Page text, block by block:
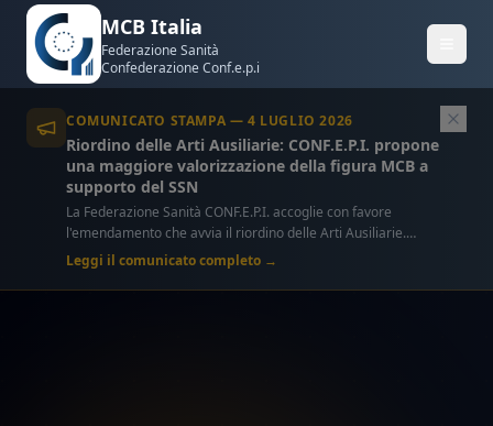
MCB Italia
Federazione Sanità
Confederazione Conf.e.p.i
COMUNICATO STAMPA — 4 LUGLIO 2026
Riordino delle Arti Ausiliarie: CONF.E.P.I. propone
una maggiore valorizzazione della figura MCB a
supporto del SSN
La Federazione Sanità CONF.E.P.I. accoglie con favore
l'emendamento che avvia il riordino delle Arti Ausiliarie.
L'Italia dispone già di circa 20.000 professionisti MCB: una
risorsa qualificata e immediatamente impiegabile a supporto
dell'assistenza sanitaria.
Leggi il comunicato completo →